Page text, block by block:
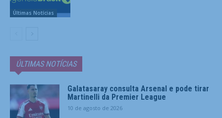
Últimas Notícias
ÚLTIMAS NOTÍCIAS
Galatasaray consulta Arsenal e pode tirar
Martinelli da Premier League
10 de agosto de 2026